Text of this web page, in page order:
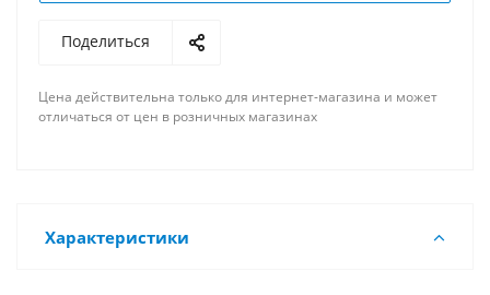
Поделиться
Цена действительна только для интернет-магазина и может
отличаться от цен в розничных магазинах
Характеристики